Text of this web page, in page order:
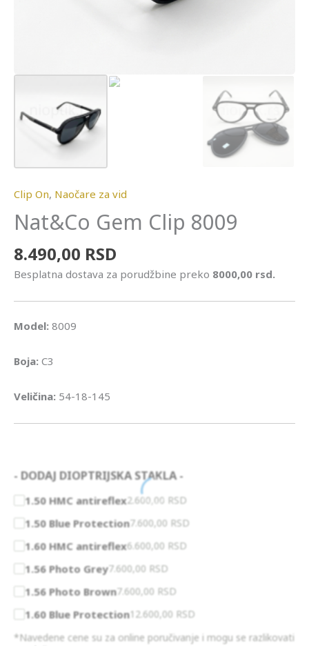
Clip On, Naočare za vid
Nat&Co Gem Clip 8009
8.490,00 RSD
Besplatna dostava za porudžbine preko 8000,00 rsd.
Model: 8009
Boja: C3
Veličina: 54-18-145
- DODAJ DIOPTRIJSKA STAKLA -
1.50 HMC antireflex2.600,00 RSD
1.50 Blue Protection7.600,00 RSD
1.60 HMC antireflex6.600,00 RSD
1.56 Photo Grey7.600,00 RSD
1.56 Photo Brown7.600,00 RSD
1.60 Blue Protection12.600,00 RSD
*Navedene cene su za online poručivanje i mogu se razlikovati